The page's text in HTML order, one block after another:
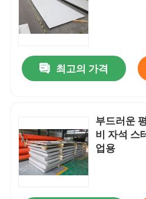
집
제품
최고의 가격
부드러운
비 자석 스
업용